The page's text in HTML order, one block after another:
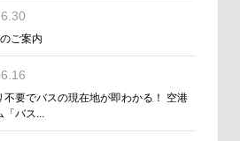
ご案内
不要でバスの現在地が即わかる！ 空港
バス...